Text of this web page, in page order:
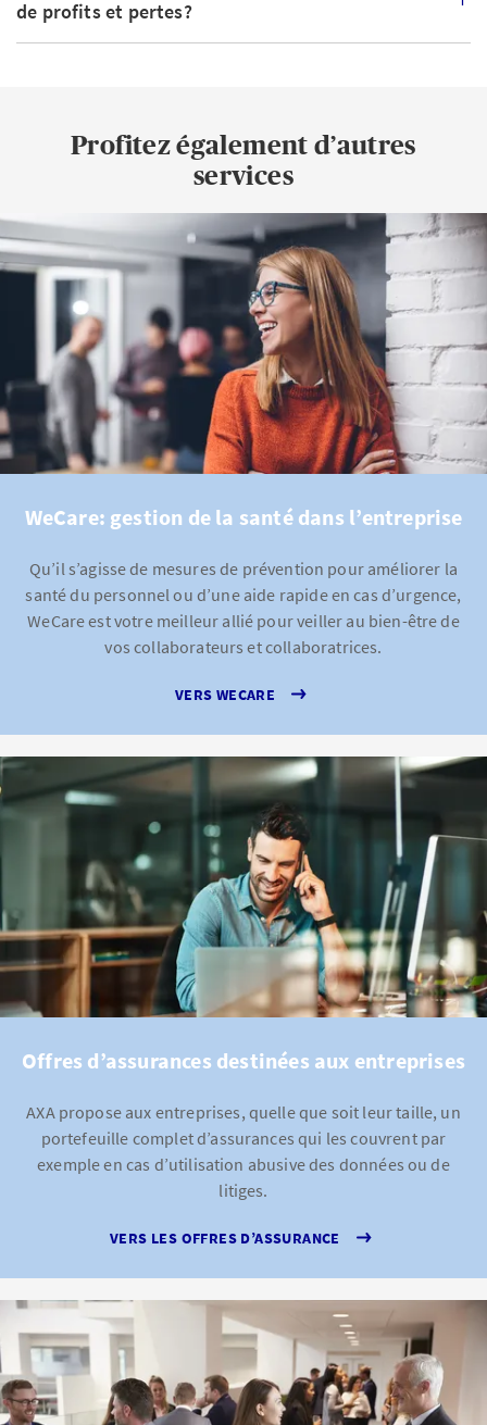
de profits et pertes?
Profitez également d’autres
services
WeCare: gestion de la santé dans l’entreprise
Qu’il s’agisse de mesures de prévention pour améliorer la
santé du personnel ou d’une aide rapide en cas d’urgence,
WeCare est votre meilleur allié pour veiller au bien-être de
vos collaborateurs et collaboratrices.
VERS WECARE
Offres d’assurances destinées aux entreprises
AXA propose aux entreprises, quelle que soit leur taille, un
portefeuille complet d’assurances qui les couvrent par
exemple en cas d’utilisation abusive des données ou de
litiges.
VERS LES OFFRES D’ASSURANCE